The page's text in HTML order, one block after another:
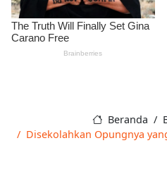
Beranda
Disekolahkan Opungnya